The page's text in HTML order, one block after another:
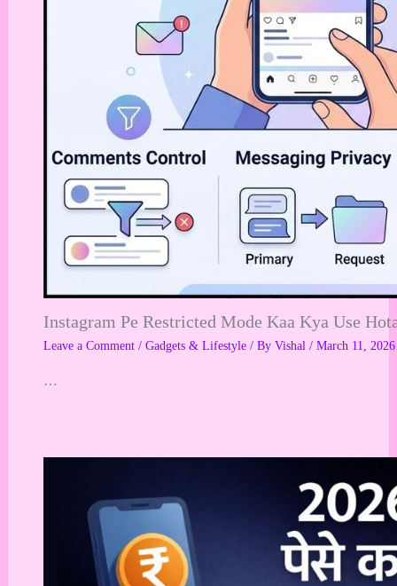
Instagram Pe Restricted Mode Kaa Kya Use
Leave a Comment / Gadgets & Lifestyle/ By Vishal / March 11, 2026
…